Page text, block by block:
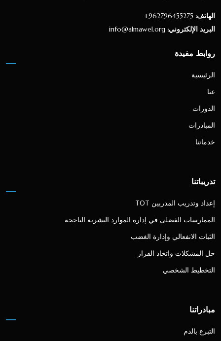
الهاتف: 962796455275+
البريد الإلكتروني: info@almawel.org
روابط مفيدة
الرئيسية
عنا
الدورات
المبادرات
خدماتنا
تدريباتنا
إعداد وتدريب المدربين TOT
الممارسات الفضلى في إدارة الموارد البشرية الناجحة
الثبات الانفعالي وإدارة الغضب
حل المشكلات واتخاذ القرار
التخطيط الشخصي
مبادراتنا
التبرع بالدم